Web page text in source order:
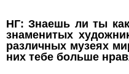
НГ: Знаешь ли ты
знаменитых
различных музеях
них тебе больше